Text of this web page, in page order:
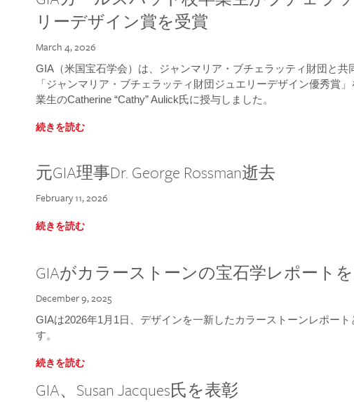
リーデザイン賞を受賞
March 4, 2026
GIA（米国宝石学会）は、ジャンマリア・ブチェラッティ財団と共
「ジャンマリア・ブチェラッティ財団ジュエリーデザイン優秀賞
業生のCatherine “Cathy” Aulick氏に授与しました。
続きを読む
元GIA理事Dr. George Rossman逝去
February 11, 2026
続きを読む
GIAがカラーストーンの宝石学レポート
December 9, 2025
GIAは2026年1月1日、デザインを一新したカラーストーンレポート
す。
続きを読む
GIA、Susan Jacques氏を表彰